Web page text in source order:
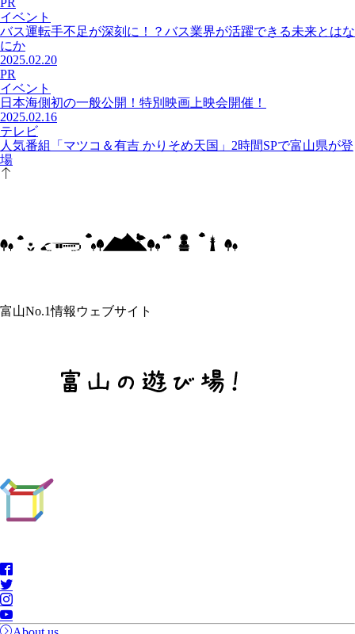
PR
イベント
バス運転手不足が深刻に！？バス業界が活躍できる未来とはな
にか
2025.02.20
PR
イベント
日本海側初の一般公開！特別映画上映会開催！
2025.02.16
テレビ
人気番組「マツコ＆有吉 かりそめ天国」2時間SPで富山県が登
場
富山No.1情報ウェブサイト